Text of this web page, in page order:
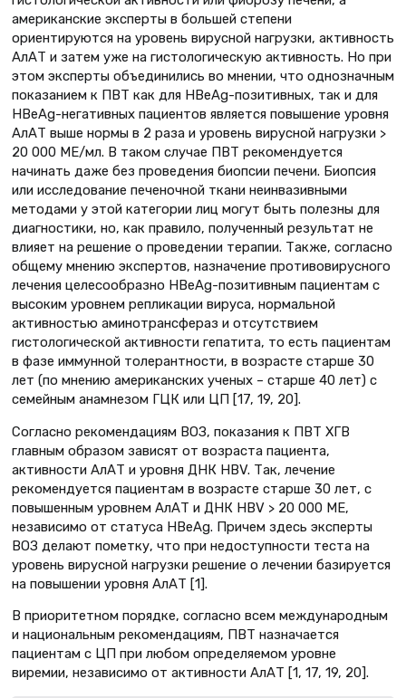
американские эксперты в большей степени
ориентируются на уровень вирусной нагрузки, активность
АлАТ и затем уже на гистологическую активность. Но при
этом эксперты объединились во мнении, что однозначным
показанием к ПВТ как для HBeAg-позитивных, так и для
HBeAg-негативных пациентов является повышение уровня
АлАТ выше нормы в 2 раза и уровень вирусной нагрузки >
20 000 МЕ/мл. В таком случае ПВТ рекомендуется
начинать даже без проведения биопсии печени. Биопсия
или исследование печеночной ткани неинвазивными
методами у этой категории лиц могут быть полезны для
диагностики, но, как правило, полученный результат не
влияет на решение о проведении терапии. Также, согласно
общему мнению экспертов, назначение противовирусного
лечения целесообразно HBeAg-позитивным пациентам с
высоким уровнем репликации вируса, нормальной
активностью аминотрансфераз и отсутствием
гистологической активности гепатита, то есть пациентам
в фазе иммунной толерантности, в возрасте старше 30
лет (по мнению американских ученых – старше 40 лет) с
семейным анамнезом ГЦК или ЦП [17, 19, 20].
Согласно рекомендациям ВОЗ, показания к ПВТ ХГВ
главным образом зависят от возраста пациента,
активности АлАТ и уровня ДНК HBV. Так, лечение
рекомендуется пациентам в возрасте старше 30 лет, с
повышенным уровнем АлАТ и ДНК HBV > 20 000 МЕ,
независимо от статуса HBeAg. Причем здесь эксперты
ВОЗ делают пометку, что при недоступности теста на
уровень вирусной нагрузки решение о лечении базируется
на повышении уровня АлАТ [1].
В приоритетном порядке, согласно всем международным
и национальным рекомендациям, ПВТ назначается
пациентам с ЦП при любом определяемом уровне
виремии, независимо от активности АлАТ [1, 17, 19, 20].